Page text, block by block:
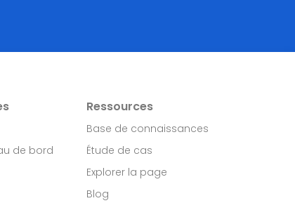
de bord
Ressources
Base de connaissances
Étude de cas
Explorer la page
Blog